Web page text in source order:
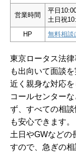
営業時間
平日
土日祝
HP
無料相談
東京ロータス法
も出向いて面談
近く親身な対応を
コールセンター
ず、すべての相
も安心できます。
土日やGWなどの
すので、急ぎの相